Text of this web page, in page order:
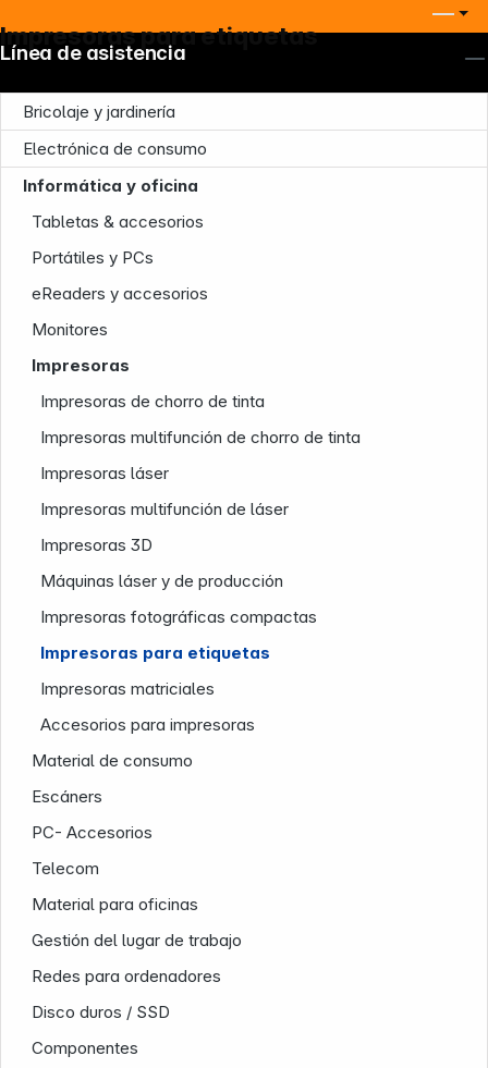
Impresoras para etiquetas
Bricolaje y jardinería
Electrónica de consumo
Informática y oficina
Tabletas & accesorios
Portátiles y PCs
eReaders y accesorios
Monitores
Impresoras
Impresoras de chorro de tinta
Impresoras multifunción de chorro de tinta
Impresoras láser
Impresoras multifunción de láser
Impresoras 3D
Máquinas láser y de producción
Impresoras fotográficas compactas
Impresoras para etiquetas
Impresoras matriciales
Accesorios para impresoras
Material de consumo
Escáners
PC- Accesorios
Telecom
Material para oficinas
Gestión del lugar de trabajo
Redes para ordenadores
Disco duros / SSD
Componentes
Línea de asistencia
Nuestra empresa
Infoterminal